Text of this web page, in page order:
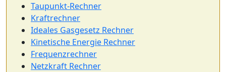
Taupunkt-Rechner
Kraftrechner
Ideales Gasgesetz Rechner
Kinetische Energie Rechner
Frequenzrechner
Netzkraft Rechner